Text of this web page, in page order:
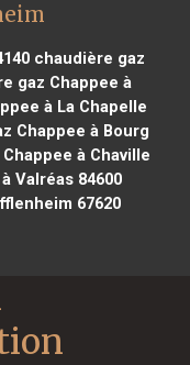
chaudière gaz
gaz Chappee à
à La Chapelle
Chappee à Bourg
à Chaville
Valréas 84600
67620